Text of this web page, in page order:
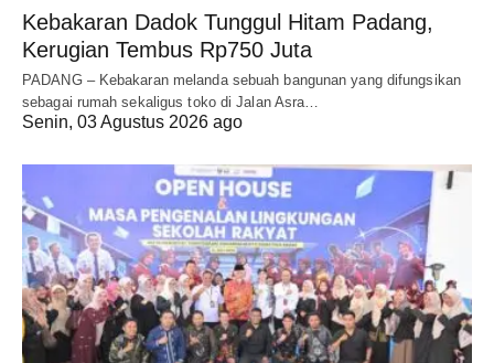
Kebakaran Dadok Tunggul Hitam Padang,
Kerugian Tembus Rp750 Juta
PADANG – Kebakaran melanda sebuah bangunan yang difungsikan
sebagai rumah sekaligus toko di Jalan Asra…
Senin, 03 Agustus 2026 ago